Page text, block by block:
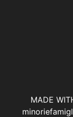
MADE